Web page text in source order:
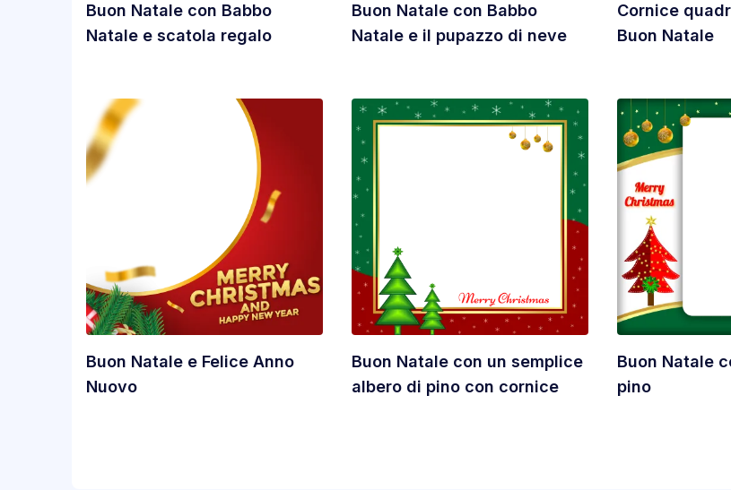
Buon Natale con Babbo
Natale e scatola regalo
Buon Natale con Babbo
Natale e il pupazzo di neve
Cornice
Buon Natale
Buon Natale e Felice Anno
Nuovo
Buon Natale con un semplice
albero di pino con cornice
Buon Natale
pino